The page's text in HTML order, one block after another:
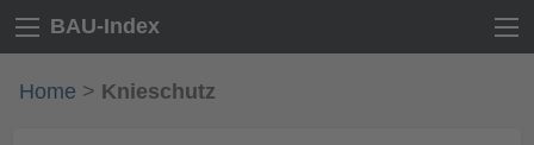
BAU-Index
Home > Knieschutz